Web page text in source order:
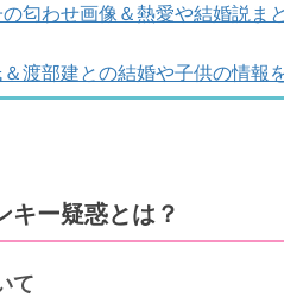
匂わせ画像＆熱愛や結婚説ま
渡部建との結婚や子供の情報
キー疑惑とは？
て